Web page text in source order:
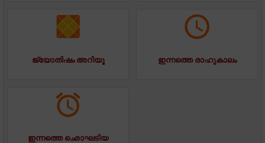
ജ്യോതിഷം അറിയൂ ഇന്നത്തെ രാഹുകാലം
ഇന്നത്തെ ഛൊഘടിയ